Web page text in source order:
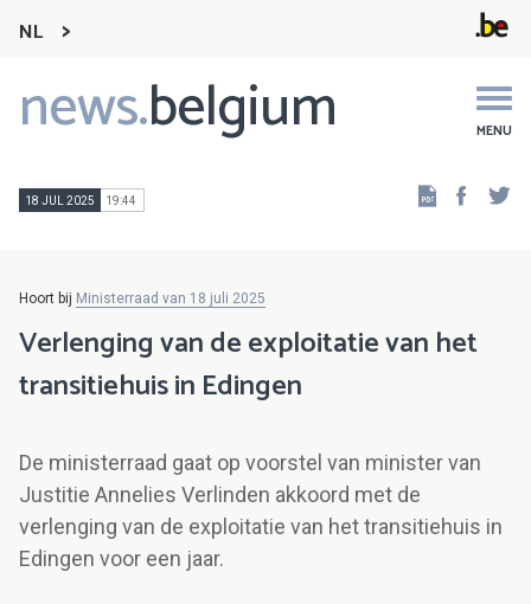
NL
news.belgium MENU
Main
navigation
18 JUL 2025 19:44
Hoort bij Ministerraad van 18 juli 2025
Verlenging van de exploitatie van het
transitiehuis in Edingen
De ministerraad gaat op voorstel van minister van
Justitie Annelies Verlinden akkoord met de
verlenging van de exploitatie van het transitiehuis in
Edingen voor een jaar.